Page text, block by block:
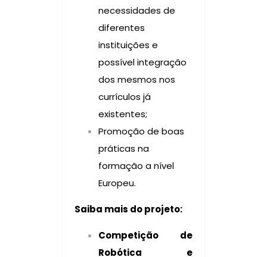
necessidades de
diferentes
instituições e
possível integração
dos mesmos nos
currículos já
existentes;
Promoção de boas
práticas na
formação a nível
Europeu.
Saiba mais do projeto:
Competição de
Robótica e